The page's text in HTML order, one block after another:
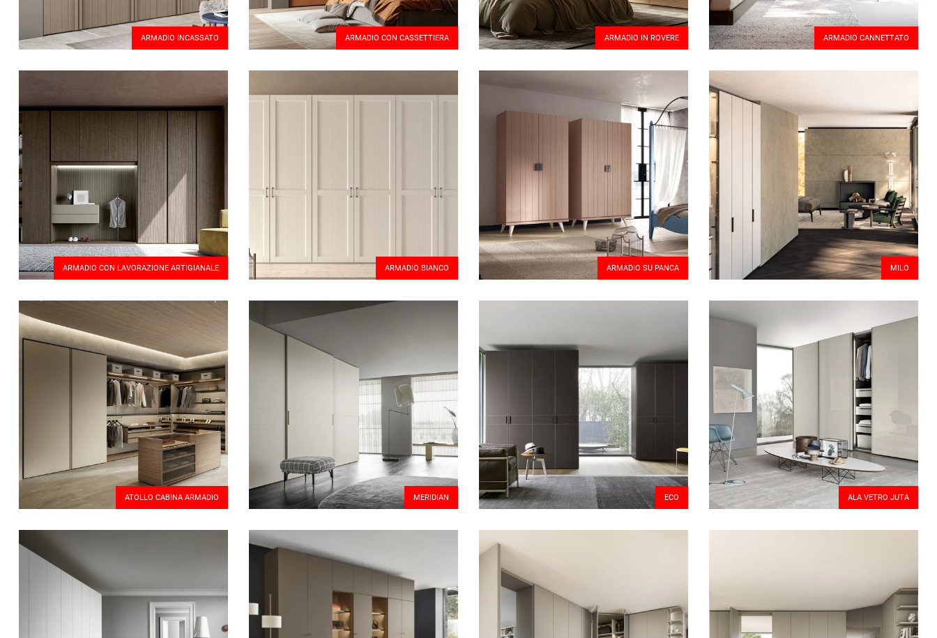
ARMADIO INCASSATO ARMADIO CON CASSETTIERA ARMADIO IN ROVERE ARMADIO CANNETTATO
ARMADIO CON LAVORAZIONE ARTIGIANALE ARMADIO BIANCO ARMADIO SU PANCA MILO
ATOLLO CABINA ARMADIO MERIDIAN ECO ALA VETRO JUTA